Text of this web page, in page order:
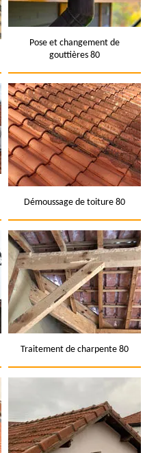
Pose et changement de
gouttières 80
Démoussage de toiture 80
Traitement de charpente 80